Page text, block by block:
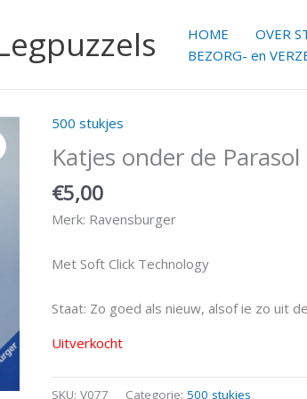
HOME OVER
BEZORG- en
500 stukjes
Katjes onder de Parasol
€5,00
Merk: Ravensburger
Met Soft Click Technology
Staat: Zo goed als nieuw, alsof ie zo uit
Uitverkocht
SKU: V077 Categorie: 500 stukjes